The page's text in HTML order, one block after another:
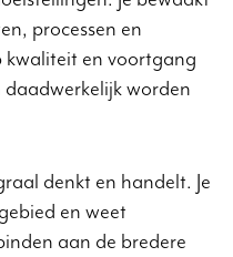
processen en
kwaliteit en voortgang
worden
denkt en handelt. Je
en weet
aan de bredere